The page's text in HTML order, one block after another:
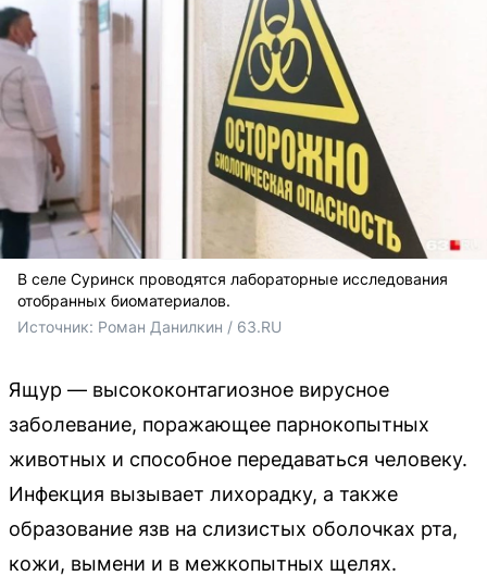
В селе Суринск проводятся лабораторные исследования
отобранных биоматериалов.
Источник: Роман Данилкин / 63.RU
Ящур — высококонтагиозное вирусное
заболевание, поражающее парнокопытных
животных и способное передаваться человеку.
Инфекция вызывает лихорадку, а также
образование язв на слизистых оболочках рта,
кожи, вымени и в межкопытных щелях.